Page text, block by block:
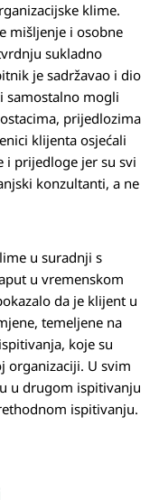
klime.
mišljenje i osobne
sukladno
je sadržavao i dio
samostalno mogli
prijedlozima
klijenta osjećali
i prijedloge jer su svi
konzultanti, a ne
u suradnji s
u vremenskom
da je klijent u
temeljene na
koje su
organizaciji. U svim
u drugom ispitivanju
ispitivanju.